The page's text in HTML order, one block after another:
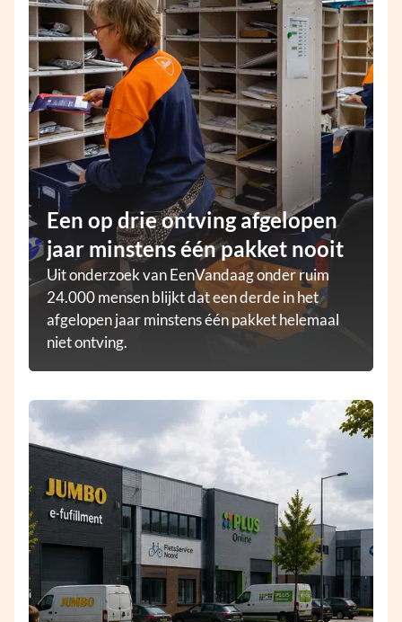
Een op drie ontving afgelopen
jaar minstens één pakket nooit
Uit onderzoek van EenVandaag onder ruim
24.000 mensen blijkt dat een derde in het
afgelopen jaar minstens één pakket helemaal
niet ontving.